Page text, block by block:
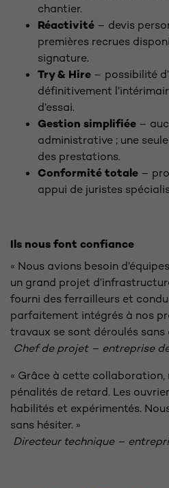
chantier.
Réactivité – devis
premières recrues
signature.
Try & Hire – possibilité
définitivement
d’essai.
Gestion simplifiée –
administrative ; une
des prestations.
Conformité totale –
appui de juristes
Ils nous font confiance
« Nous avions besoin
un grand projet
fourni des ferrailleurs et
parfaitement intégrés à nos
travaux se sont déroulés sans
Chef de projet – entreprise
« Grâce à cette collaboration,
pénalités de retard. Les
habilités et expérimentés.
sans hésiter. »
Directeur technique –